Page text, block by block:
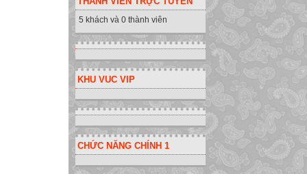
5 khách và 0 thành viên
KHU VUC VIP
CHỨC NĂNG CHÍNH 1